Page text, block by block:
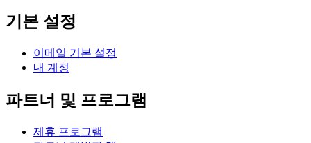
기본 설정
이메일 기본 설정
내 계정
파트너 및 프로그램
제휴 프로그램